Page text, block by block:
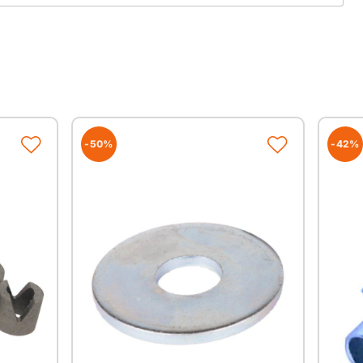
-50% -42%